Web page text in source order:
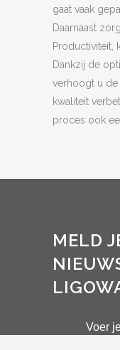
gaat vaak
Daarnaast
Productiviteit,
Dankzij de
verhoogt u
kwaliteit
proces ook
MELD